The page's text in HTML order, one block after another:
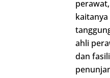
ahli
dan